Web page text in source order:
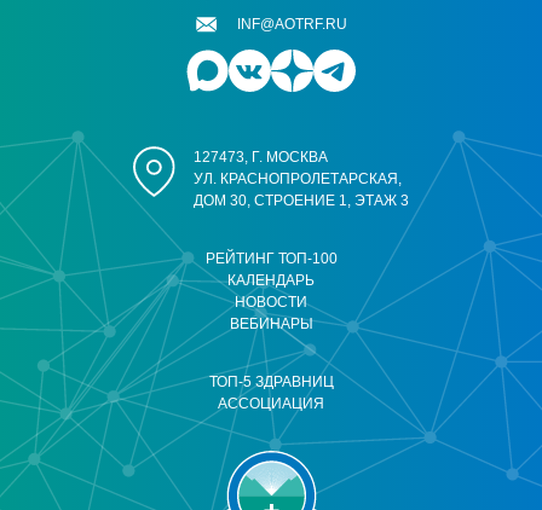
РЕЙТИНГ ТОП-100
КАЛЕНДАРЬ
НОВОСТИ
ВЕБИНАРЫ
ТОП-5 ЗДРАВНИЦ
АССОЦИАЦИЯ
127473, Г. МОСКВА
УЛ. КРАСНОПРОЛЕТАРСКАЯ,
ДОМ 30, СТРОЕНИЕ 1, ЭТАЖ 3
INF@AOTRF.RU